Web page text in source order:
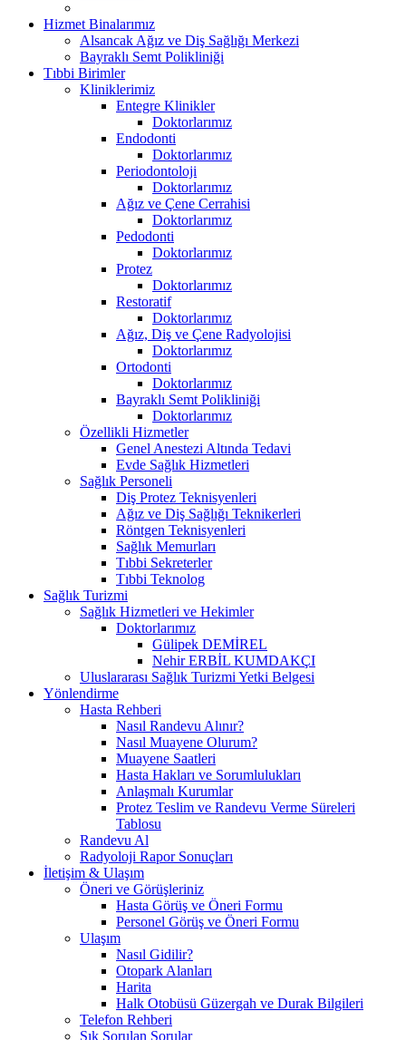
Hizmet Binalarımız
Alsancak Ağız ve Diş Sağlığı Merkezi
Bayraklı Semt Polikliniği
Tıbbi Birimler
Kliniklerimiz
Entegre Klinikler
Doktorlarımız
Endodonti
Doktorlarımız
Periodontoloji
Doktorlarımız
Ağız ve Çene Cerrahisi
Doktorlarımız
Pedodonti
Doktorlarımız
Protez
Doktorlarımız
Restoratif
Doktorlarımız
Ağız, Diş ve Çene Radyolojisi
Doktorlarımız
Ortodonti
Doktorlarımız
Bayraklı Semt Polikliniği
Doktorlarımız
Özellikli Hizmetler
Genel Anestezi Altında Tedavi
Evde Sağlık Hizmetleri
Sağlık Personeli
Diş Protez Teknisyenleri
Ağız ve Diş Sağlığı Teknikerleri
Röntgen Teknisyenleri
Sağlık Memurları
Tıbbi Sekreterler
Tıbbi Teknolog
Sağlık Turizmi
Sağlık Hizmetleri ve Hekimler
Doktorlarımız
Gülipek DEMİREL
Nehir ERBİL KUMDAKÇI
Uluslararası Sağlık Turizmi Yetki Belgesi
Yönlendirme
Hasta Rehberi
Nasıl Randevu Alınır?
Nasıl Muayene Olurum?
Muayene Saatleri
Hasta Hakları ve Sorumlulukları
Anlaşmalı Kurumlar
Protez Teslim ve Randevu Verme Süreleri
Tablosu
Randevu Al
Radyoloji Rapor Sonuçları
İletişim & Ulaşım
Öneri ve Görüşleriniz
Hasta Görüş ve Öneri Formu
Personel Görüş ve Öneri Formu
Ulaşım
Nasıl Gidilir?
Otopark Alanları
Harita
Halk Otobüsü Güzergah ve Durak Bilgileri
Telefon Rehberi
Sık Sorulan Sorular